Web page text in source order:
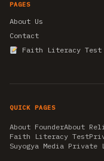
PAGES
About Us
Contact
Faith Literacy Test
QUICK PAGES
About FounderAbout
Faith Literacy Test
Suyogya Media Private